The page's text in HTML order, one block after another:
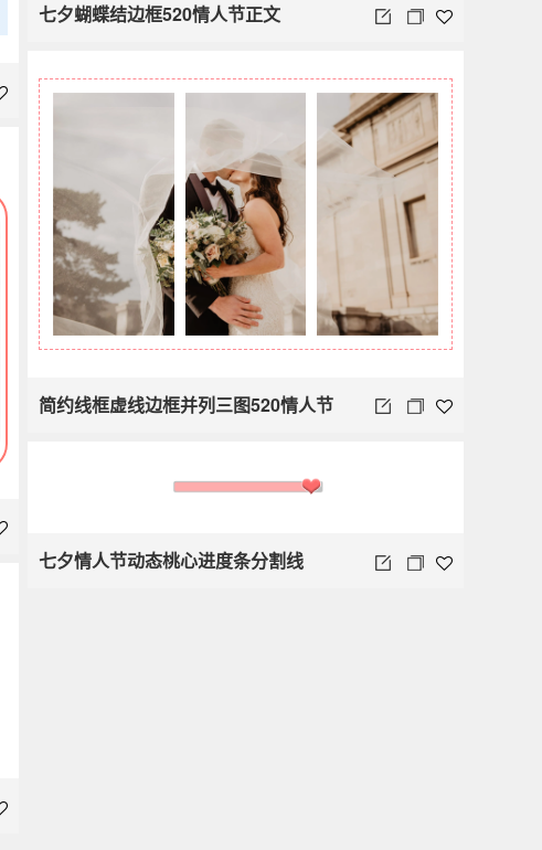
七夕蝴蝶结边框520情人节正文
简约线框虚线边框并列三图520情人节
七夕情人节动态桃心进度条分割线